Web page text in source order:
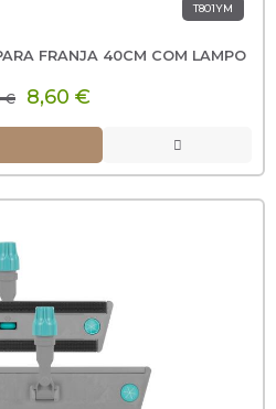
T801YM
FRANJA 40CM COM LAMPO
€ 8,60 €